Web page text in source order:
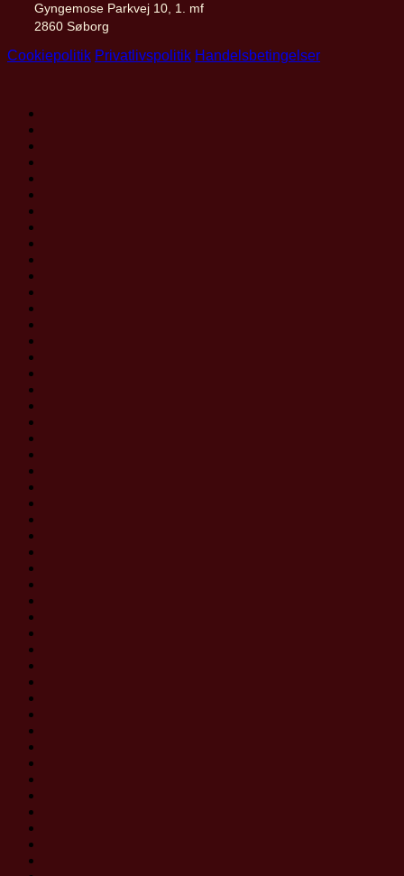
Gyngemose Parkvej 10, 1. mf
2860 Søborg
Cookiepolitik Privatlivspolitik Handelsbetingelser